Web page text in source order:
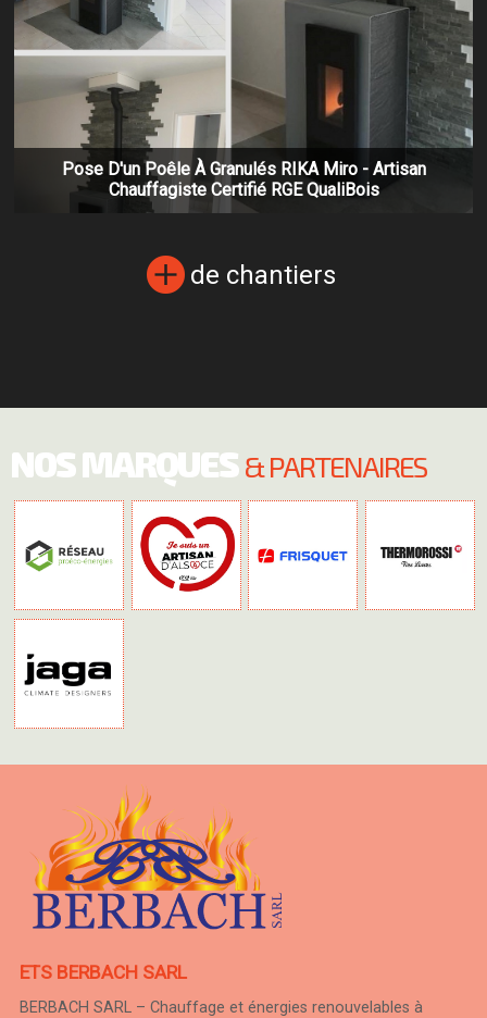
Pose D'un Poêle À Granulés RIKA Miro - Artisan
Chauffagiste Certifié RGE QualiBois
de chantiers
NOS MARQUES& PARTENAIRES
ETS BERBACH SARL
BERBACH SARL – Chauffage et énergies renouvelables à